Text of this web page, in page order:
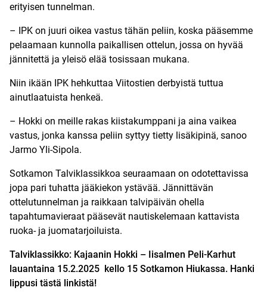
erityisen tunnelman.
– IPK on juuri oikea vastus tähän peliin, koska pääsemme
pelaamaan kunnolla paikallisen ottelun, jossa on hyvää
jännitettä ja yleisö elää tosissaan mukana.
Niin ikään IPK hehkuttaa Viitostien derbyistä tuttua
ainutlaatuista henkeä.
– Hokki on meille rakas kiistakumppani ja aina vaikea
vastus, jonka kanssa peliin syttyy tietty lisäkipinä, sanoo
Jarmo Yli-Sipola.
Sotkamon Talviklassikkoa seuraamaan on odotettavissa
jopa pari tuhatta jääkiekon ystävää. Jännittävän
ottelutunnelman ja raikkaan talvipäivän ohella
tapahtumavieraat pääsevät nautiskelemaan kattavista
ruoka- ja juomatarjoiluista.
Talviklassikko: Kajaanin Hokki – Iisalmen Peli-Karhut
lauantaina 15.2.2025 kello 15 Sotkamon Hiukassa. Hanki
lippusi tästä linkistä!